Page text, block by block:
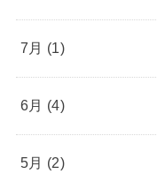
7月 (1)
6月 (4)
5月 (2)